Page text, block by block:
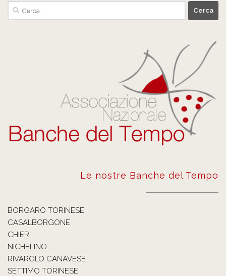
Ricerca
per:
Le nostre Banche del Tempo
BORGARO TORINESE
CASALBORGONE
CHIERI
NICHELINO
RIVAROLO CANAVESE
SETTIMO TORINESE